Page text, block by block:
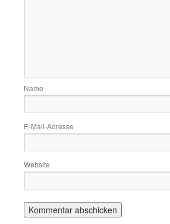
Name
E-Mail-Adresse
Website